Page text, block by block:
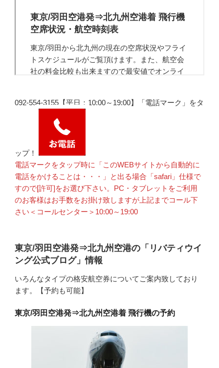
092-554-3155【平日：10:00～19:00】「電話マーク」をタ
ップ！
電話マークをタップ時に「このWEBサイトから自動的に
電話をかけることは・・・」と出る場合「safari」仕様で
すので[許可]をお選び下さい。PC・タブレットをご利用
のお客様はお手数をお掛け致しますが上記までコール下
さい＜コールセンター＞10:00～19:00
東京/羽田空港発⇒北九州空港の「リバティウイ
ング公式ブログ」情報
いろんなタイプの格安航空券についてご案内致しており
ます。【予約も可能】
東京/羽田空港発⇒北九州空港着 飛行機の予約